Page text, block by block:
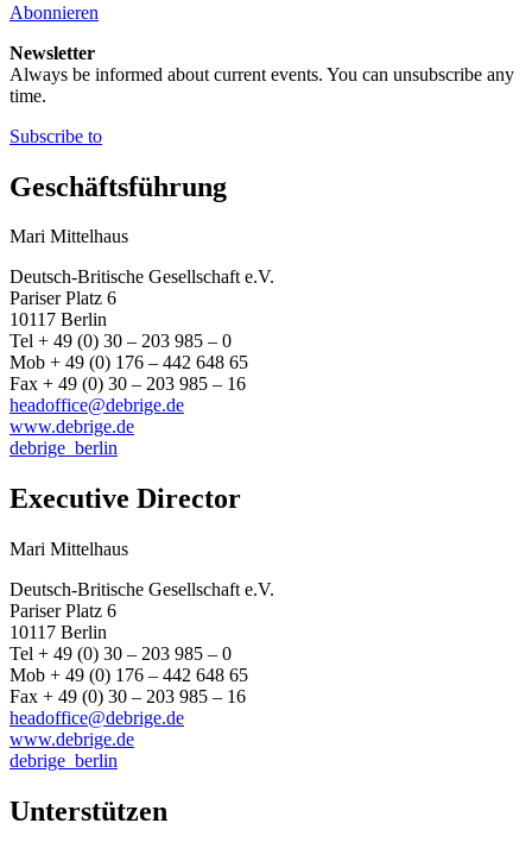
Abonnieren
Newsletter
Always be informed about current events. You can unsubscribe any
time.
Subscribe to
Geschäftsführung
Mari Mittelhaus
Deutsch-Britische Gesellschaft e.V.
Pariser Platz 6
10117 Berlin
Tel + 49 (0) 30 – 203 985 – 0
Mob + 49 (0) 176 – 442 648 65
Fax + 49 (0) 30 – 203 985 – 16
headoffice@debrige.de
www.debrige.de
debrige_berlin
Executive Director
Mari Mittelhaus
Deutsch-Britische Gesellschaft e.V.
Pariser Platz 6
10117 Berlin
Tel + 49 (0) 30 – 203 985 – 0
Mob + 49 (0) 176 – 442 648 65
Fax + 49 (0) 30 – 203 985 – 16
headoffice@debrige.de
www.debrige.de
debrige_berlin
Unterstützen